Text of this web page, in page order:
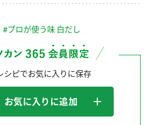
おすしの素
の素 米飯用調味液
initiative
ミツカンミュージアム）
#プロが使う味 白だし
シピでお気に入りに保存
お気に入りに追加